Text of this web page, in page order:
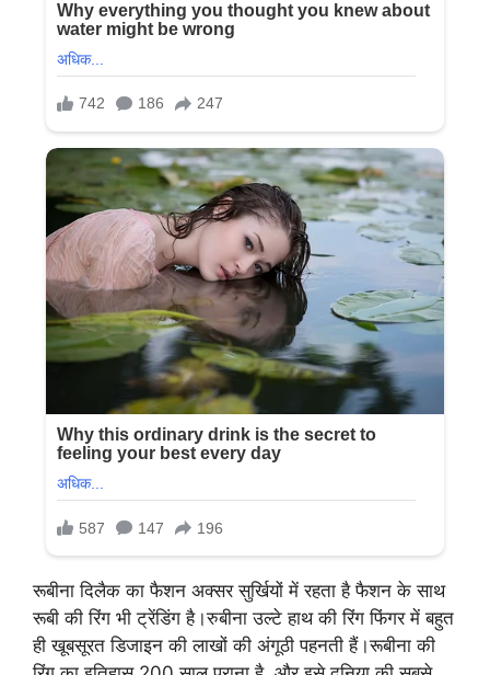
रूबीना दिलैक का फैशन अक्सर सुर्खियों में रहता है फैशन के साथ
रूबी की रिंग भी ट्रेंडिंग है।रुबीना उल्टे हाथ की रिंग फिंगर में बहुत
ही खूबसूरत डिजाइन की लाखों की अंगूठी पहनती हैं।रूबीना की